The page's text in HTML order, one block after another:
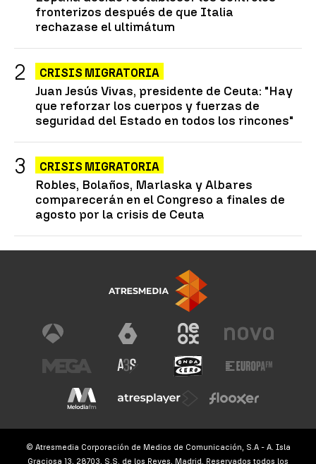
fronterizos después de que Italia
rechazase el ultimátum
CRISIS MIGRATORIA
Juan Jesús Vivas, presidente de Ceuta: "Hay
que reforzar los cuerpos y fuerzas de
seguridad del Estado en todos los rincones"
CRISIS MIGRATORIA
Robles, Bolaños, Marlaska y Albares
comparecerán en el Congreso a finales de
agosto por la crisis de Ceuta
© Atresmedia Corporación de Medios de Comunicación, S.A - A. Isla
Graciosa 13, 28703, S.S. de los Reyes, Madrid. Reservados todos los